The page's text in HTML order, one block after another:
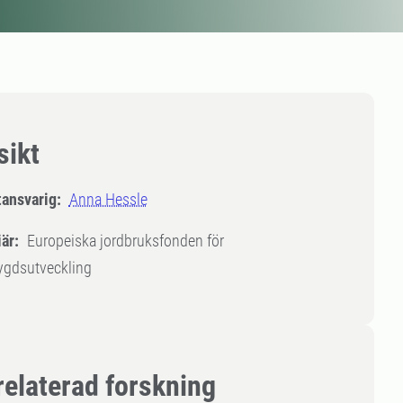
Anna Hessle
Europeiska jordbruksfonden för
forskning